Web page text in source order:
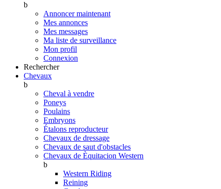
b
Annoncer maintenant
Mes annonces
Mes messages
Ma liste de surveillance
Mon profil
Connexion
Rechercher
Chevaux
b
Cheval à vendre
Poneys
Poulains
Embryons
Étalons reproducteur
Chevaux de dressage
Chevaux de saut d'obstacles
Chevaux de Èquitacion Western
b
Western Riding
Reining